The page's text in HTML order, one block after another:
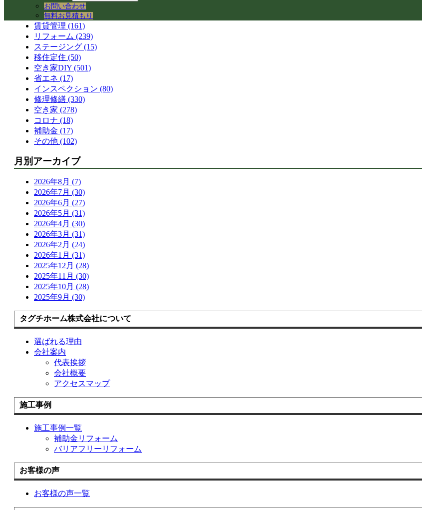
お問い合わせ
無料お見積もり
空き家活用 (328)
コワーキングスペース (41)
賃貸管理 (161)
リフォーム (239)
ステージング (15)
移住定住 (50)
空き家DIY (501)
省エネ (17)
インスペクション (80)
修理修繕 (330)
空き家 (278)
コロナ (18)
補助金 (17)
その他 (102)
月別アーカイブ
2026年8月 (7)
2026年7月 (30)
2026年6月 (27)
2026年5月 (31)
2026年4月 (30)
2026年3月 (31)
2026年2月 (24)
2026年1月 (31)
2025年12月 (28)
2025年11月 (30)
2025年10月 (28)
2025年9月 (30)
タグチホーム株式会社について
選ばれる理由
会社案内
代表挨拶
会社概要
アクセスマップ
施工事例
施工事例一覧
補助金リフォーム
バリアフリーリフォーム
お客様の声
お客様の声一覧